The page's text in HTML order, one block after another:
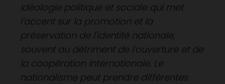
idéologie politique et sociale qui met
l'accent sur la promotion et la
préservation de l'identité nationale,
souvent au détriment de l'ouverture et de
la coopération internationale. Le
nationalisme peut prendre différentes